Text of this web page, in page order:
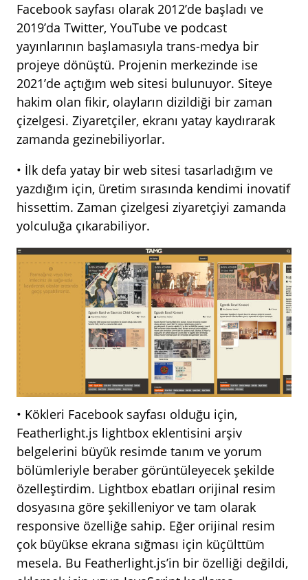
Facebook sayfası olarak 2012’de başladı ve
2019’da Twitter, YouTube ve podcast
yayınlarının başlamasıyla trans-medya bir
projeye dönüştü. Projenin merkezinde ise
2021’de açtığım web sitesi bulunuyor. Siteye
hakim olan fikir, olayların dizildiği bir zaman
çizelgesi. Ziyaretçiler, ekranı yatay kaydırarak
zamanda gezinebiliyorlar.
• İlk defa yatay bir web sitesi tasarladığım ve
yazdığım için, üretim sırasında kendimi inovatif
hissettim. Zaman çizelgesi ziyaretçiyi zamanda
yolculuğa çıkarabiliyor.
• Kökleri Facebook sayfası olduğu için,
Featherlight.js lightbox eklentisini arşiv
belgelerini büyük resimde tanım ve yorum
bölümleriyle beraber görüntüleyecek şekilde
özelleştirdim. Lightbox ebatları orijinal resim
dosyasına göre şekilleniyor ve tam olarak
responsive özelliğe sahip. Eğer orijinal resim
çok büyükse ekrana sığması için küçülttüm
mesela. Bu Featherlight.js’in bir özelliği değildi,